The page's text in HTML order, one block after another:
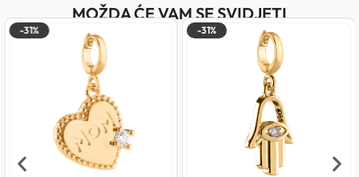
MOŽDA ĆE VAM SE SVIDJETI
-31% -31%